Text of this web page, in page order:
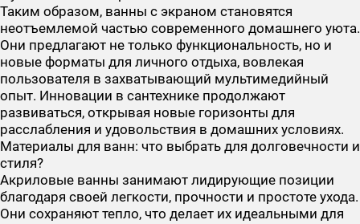
Таким образом, ванны с экраном становятся
неотъемлемой частью современного домашнего уюта.
Они предлагают не только функциональность, но и
новые форматы для личного отдыха, вовлекая
пользователя в захватывающий мультимедийный
опыт. Инновации в сантехнике продолжают
развиваться, открывая новые горизонты для
расслабления и удовольствия в домашних условиях.
Материалы для ванн: что выбрать для долговечности и
стиля?
Акриловые ванны занимают лидирующие позиции
благодаря своей легкости, прочности и простоте ухода.
Они сохраняют тепло, что делает их идеальными для